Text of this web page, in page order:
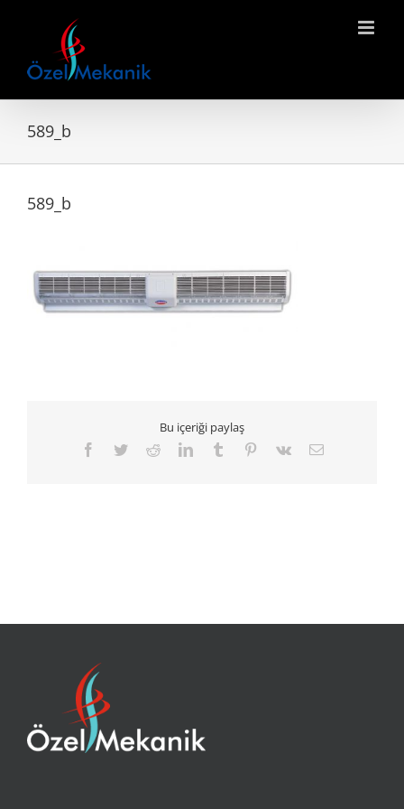
589_b
589_b
Bu içeriği paylaş
Facebook
TwitterRedditLinkedInTumblr Pinterest
Vk
E-